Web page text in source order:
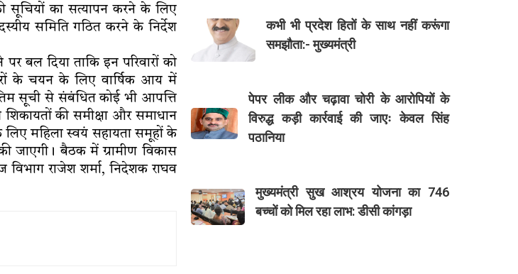
सूचियों का सत्यापन करने के लिए
समिति गठित करने के निर्देश
बल दिया ताकि इन परिवारों को
के चयन के लिए वार्षिक आय में
सूची से संबंधित कोई भी आपत्ति
की समीक्षा और समाधान
महिला स्वयं सहायता समूहों के
जाएगी। बैठक में ग्रामीण विकास
विभाग राजेश शर्मा, निदेशक राघव
कभी भी प्रदेश हितों के साथ नहीं करूंगा
समझौता:- मुख्यमंत्री
पेपर लीक और चढ़ावा चोरी के आरोपियों के
विरुद्ध कड़ी कार्रवाई की जाएः केवल सिंह
पठानिया
मुख्यमंत्री सुख आश्रय योजना का 746
बच्चों को मिल रहा लाभ: डीसी कांगड़ा